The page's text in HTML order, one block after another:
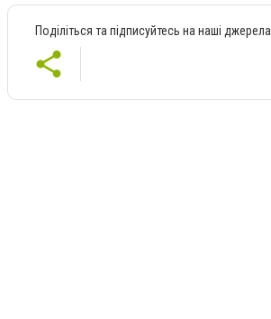
Поділіться та підписуйтесь на наші джерела